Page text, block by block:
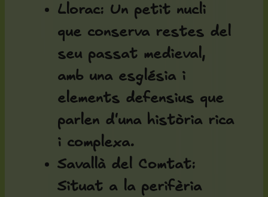
Llorac: Un petit nucli
que conserva restes del
seu passat medieval,
amb una església i
elements defensius que
parlen d'una història rica
i complexa.
Savallà del Comtat:
Situat a la perifèria